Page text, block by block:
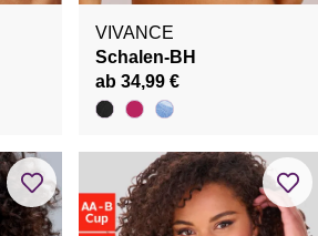
VIVANCE
Schalen-BH
ab 34,99 €